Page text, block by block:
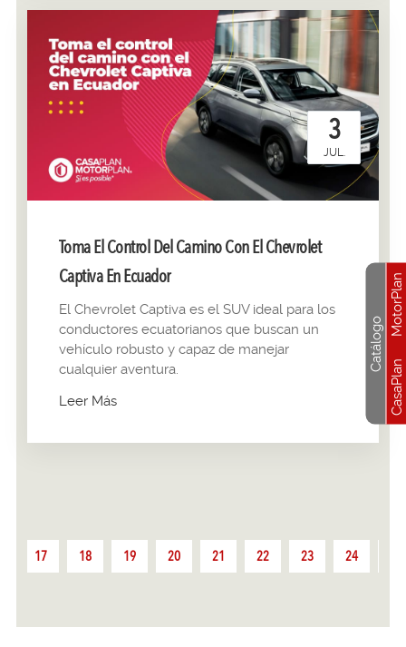
3
JUL.
Toma El Control Del Camino Con El Chevrolet
Captiva En Ecuador
El Chevrolet Captiva es el SUV ideal para los
conductores ecuatorianos que buscan un
vehículo robusto y capaz de manejar
cualquier aventura.
Leer Más
17 18 19 20 21 22 23 24
Catálogo
CasaPlan
MotorPlan